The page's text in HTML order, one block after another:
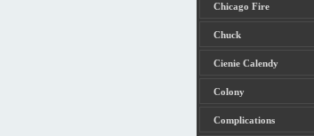
Chicago Fire
Chuck
Cienie Calendy
Colony
Complications